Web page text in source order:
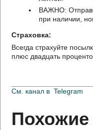
ВАЖНО:
при наличии,
Страховка:
Всегда страхуйте
плюс двадцать
См. канал в Telegram
Похожие